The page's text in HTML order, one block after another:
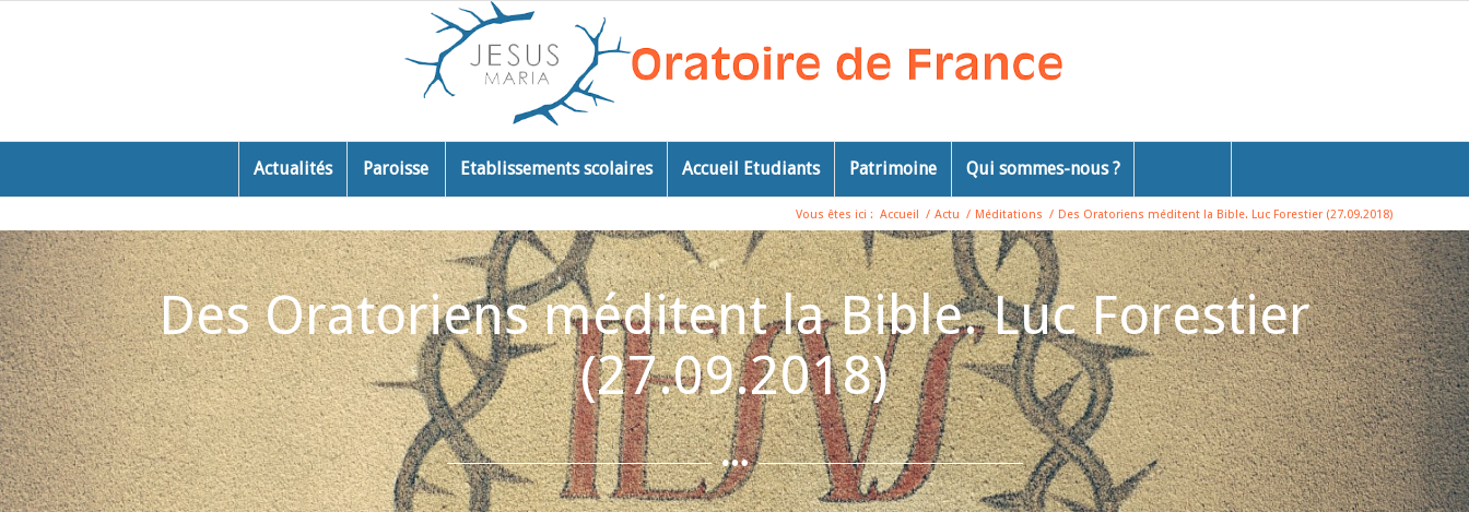
Actualités Paroisse Etablissements scolaires Accueil Etudiants Patrimoine Qui sommes-nous ?
Vous êtes ici : Accueil / Actu / Méditations / Des Oratoriens méditent la Bible. Luc Forestier (27.09.2018)
Des Oratoriens méditent la Bible. Luc Forestier
(27.09.2018)